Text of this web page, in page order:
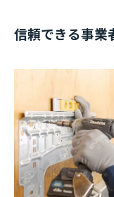
信頼できる事業